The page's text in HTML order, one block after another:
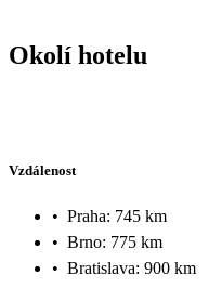
Okolí hotelu
Vzdálenost
• Praha: 745 km
• Brno: 775 km
• Bratislava: 900 km